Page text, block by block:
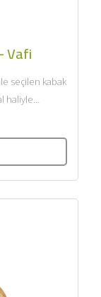
Vafi
seçilen kabak
haliyle